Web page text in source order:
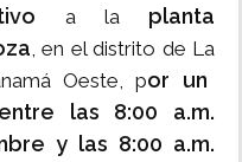
a la planta
, en el distrito de La
Oeste, por un
las 8:00 a.m.
y las 8:00 a.m.